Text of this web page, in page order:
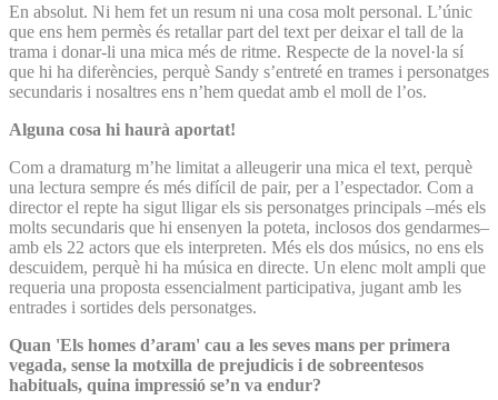
En absolut. Ni hem fet un resum ni una cosa molt personal. L’únic
que ens hem permès és retallar part del text per deixar el tall de la
trama i donar-li una mica més de ritme. Respecte de la novel·la sí
que hi ha diferències, perquè Sandy s’entreté en trames i personatges
secundaris i nosaltres ens n’hem quedat amb el moll de l’os.
Alguna cosa hi haurà aportat!
Com a dramaturg m’he limitat a alleugerir una mica el text, perquè
una lectura sempre és més difícil de pair, per a l’espectador. Com a
director el repte ha sigut lligar els sis personatges principals –més els
molts secundaris que hi ensenyen la poteta, inclosos dos gendarmes–
amb els 22 actors que els interpreten. Més els dos músics, no ens els
descuidem, perquè hi ha música en directe. Un elenc molt ampli que
requeria una proposta essencialment participativa, jugant amb les
entrades i sortides dels personatges.
Quan 'Els homes d’aram' cau a les seves mans per primera
vegada, sense la motxilla de prejudicis i de sobreentesos
habituals, quina impressió se’n va endur?